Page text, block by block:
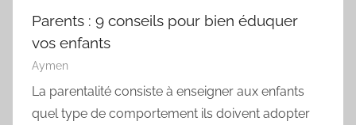
Parents : 9 conseils pour bien éduquer
vos enfants
Aymen
La parentalité consiste à enseigner aux enfants
quel type de comportement ils doivent adopter